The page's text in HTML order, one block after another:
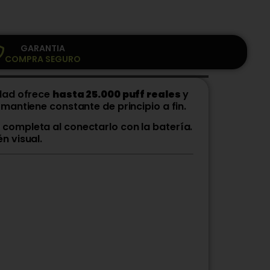
GARANTIA
COMPRA SEGURO
ofrece hasta 25.000 puff realesy
constante de principio a fin.
completa al conectarlo con la batería.
visual.